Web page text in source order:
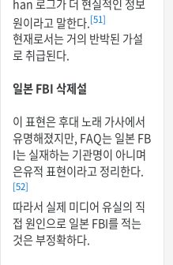
han 로그가 더 현실적인 정보
원이라고 말한다.[51]
현재로서는 거의 반박된 가설
로 취급된다.
일본 FBI 삭제설
이 표현은 후대 노래 가사에서
유명해졌지만, FAQ는 일본 FB
I는 실재하는 기관명이 아니며
은유적 표현이라고 정리한다.
[52]
따라서 실제 미디어 유실의 직
접 원인으로 일본 FBI를 적는
것은 부정확하다.